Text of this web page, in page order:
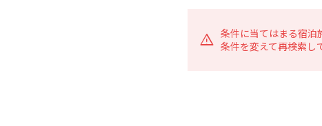
条件に当てはまる宿泊
条件を変えて再検索し